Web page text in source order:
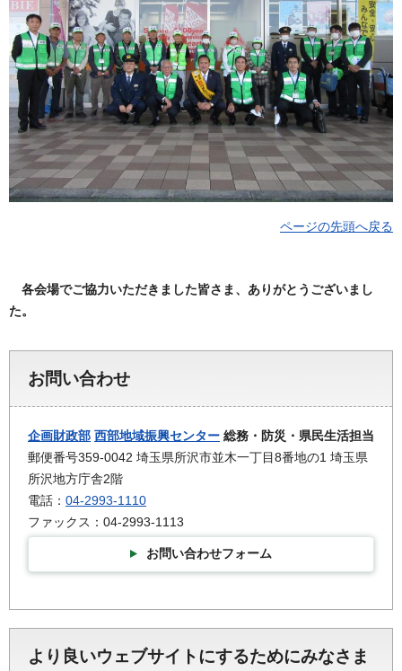
ページの先頭へ戻る
各会場でご協力いただきました皆さま、ありがとうございまし
た。
お問い合わせ
企画財政部 西部地域振興センター 総務・防災・県民生活担当
郵便番号359-0042 埼玉県所沢市並木一丁目8番地の1 埼玉県
所沢地方庁舎2階
電話： 04-2993-1110
ファックス：04-2993-1113
お問い合わせフォーム
より良いウェブサイトにするためにみなさま